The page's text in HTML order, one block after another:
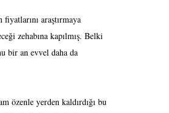
araştırmaya
zehabına kapılmış. Belki
bir an evvel daha da
özenle yerden kaldırdığı bu